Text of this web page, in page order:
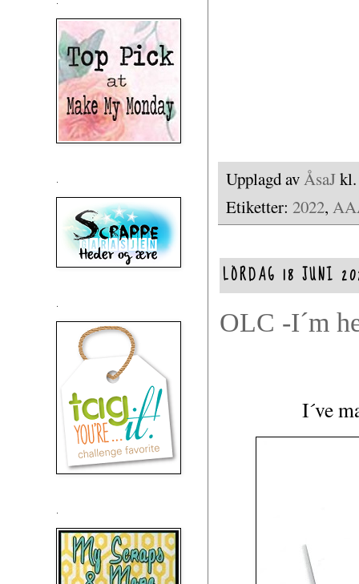
Upplagd avÅsaJ
Etiketter: 2022,
LÖRDAG 18 JUNI
OLC -I´m
I´ve
.
.
.